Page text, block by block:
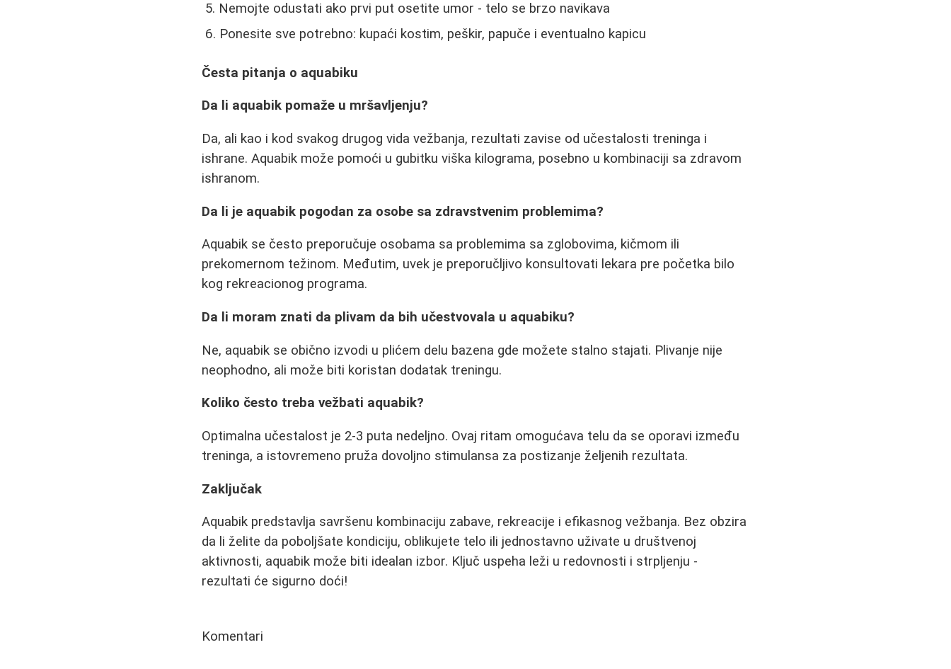
Nemojte odustati ako prvi put osetite umor - telo se brzo navikava
Ponesite sve potrebno: kupaći kostim, peškir, papuče i eventualno kapicu
Česta pitanja o aquabiku
Da li aquabik pomaže u mršavljenju?
Da, ali kao i kod svakog drugog vida vežbanja, rezultati zavise od učestalosti treninga i
ishrane. Aquabik može pomoći u gubitku viška kilograma, posebno u kombinaciji sa zdravom
ishranom.
Da li je aquabik pogodan za osobe sa zdravstvenim problemima?
Aquabik se često preporučuje osobama sa problemima sa zglobovima, kičmom ili
prekomernom težinom. Međutim, uvek je preporučljivo konsultovati lekara pre početka bilo
kog rekreacionog programa.
Da li moram znati da plivam da bih učestvovala u aquabiku?
Ne, aquabik se obično izvodi u plićem delu bazena gde možete stalno stajati. Plivanje nije
neophodno, ali može biti koristan dodatak treningu.
Koliko često treba vežbati aquabik?
Optimalna učestalost je 2-3 puta nedeljno. Ovaj ritam omogućava telu da se oporavi između
treninga, a istovremeno pruža dovoljno stimulansa za postizanje željenih rezultata.
Zaključak
Aquabik predstavlja savršenu kombinaciju zabave, rekreacije i efikasnog vežbanja. Bez obzira
da li želite da poboljšate kondiciju, oblikujete telo ili jednostavno uživate u društvenoj
aktivnosti, aquabik može biti idealan izbor. Ključ uspeha leži u redovnosti i strpljenju -
rezultati će sigurno doći!
Komentari